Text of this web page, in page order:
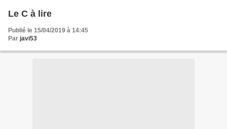
Le C à lire
Publié le 15/04/2019 à 14:45
Par javi53